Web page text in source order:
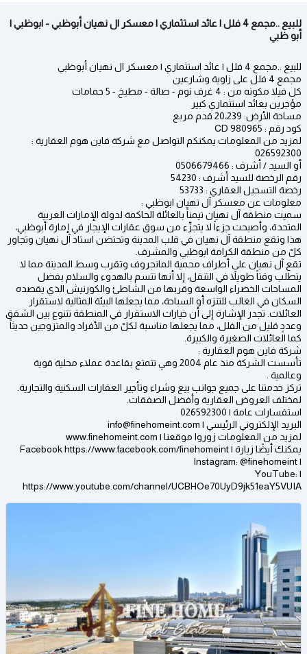
للبيع ..مجمع 4 فلل | عائد استثماري | معسكر ال نهيان أبوظبي - ابوظبي |
أبو ظبي
للبيع ..مجمع 4 فلل | عائد استثماري | معسكر ال نهيان أبوظبي
مجمع 4 فلل على زاوية وشارعين
كل فيلا مكونه من : 4 غرف نوم - صالة - مطبخ - 5 حمامات
مؤجرين بعائد استثماري كبير
مساحة الأرض: 20،239 قدم مربع
كود رقم : CD 980965
لمزيد من المعلومات يمكنكم التواصل مع شركة فاين هوم العقارية :
026592300
أو السيد / أشرف : 0506679466
رقم الرخصة للسيد أشرف : 54230
رخصة التسجيل العقاري : 53733
معلومات عن معسكر آل نهيان ابوظبي :
سميت منطقة آل نهيان تيمناً بالعائلة الحاكمة لدولة الإمارات العربية
المتحدة، وأصبحت جزءاً لا يتجزّء من سوق عقارات الإيجار في إمارة أبوظبي،
هذا وتقع منطقة آل نهيان في قلب المدينة وتحتضن استاد آل نهيان وتجاور
كلّ من منطقة الكرامة ابوظبي والمشرف.
تقع آل نهيان على أطراف محمية المانجروف وتقرب وسط المدينة مما لا
يتطلب وقتاً طويلاً في التنقل، إلا أنها تتسم بالهدوء والسلام بفضل
المساحات الخضراء الواسعة وقربها من الشاطئ والكورنيش الذي يقصده
السكان في الغالب للتنزه أو السباحة، مما يجعلها البيئة المثالية لاستقرار
العائلات. تجدر الإشارة إلى أن خيارات الاستقرار في المنطقة تتنوع بين الشقق
وعددٍ قليل من الفلل، مما يجعلها مناسبة لكلّ من الأفراد والمتزوجين حديثاً
كما العائلات الصغيرة والكبيرة.
شركة فاين هوم العقارية :
تأسست الشركة منذ عام 2004 وهي تتمتع بقاعدة عملاء محلية قوية
وعالمية .
تركز خدمتنا على جميع جوانب بيع وشراء وتأجير العقارات السكنية والتجارية.
لمختلف العروض العقارية وأفضل الصفقات.
استفسارات عامة | 026592300
البريد الإلكتروني الرئيسي | info@finehomeint.com
لمزيد من المعلومات زوروا موقعنا | www.finehomeint.com
يمكنك أيضًا زيارة | Facebook https://www.facebook.com/finehomeint
| Instagram: @finehomeint
| YouTube:
https://www.youtube.com/channel/UCBHOe70UyD9jk51eaY5VUIA